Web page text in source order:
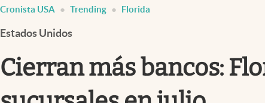
Streaming
Cronista USA Trending Florida
Estados Unidos
Cierran más bancos: